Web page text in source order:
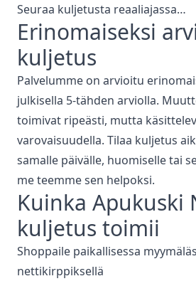
Seuraa kuljetusta reaaliajassa…
Erinomaiseksi
kuljetus
Palvelumme on arvioitu
julkisella 5-tähden arviolla.
toimivat ripeästi, mutta
varovaisuudella. Tilaa kuljetus
samalle päivälle, huomiselle tai
me teemme sen helpoksi.
Kuinka Apukuski
kuljetus toimii
Shoppaile paikallisessa
nettikirppiksellä